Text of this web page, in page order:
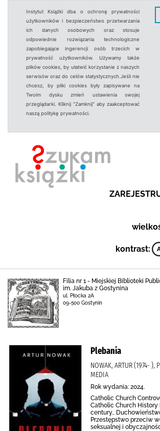
Instytut Książki dba o ochronę prywatności
użytkowników i bezpieczeństwo przetwarzania
ich danych osobowych oraz stosuje
odpowiednie rozwiązania technologiczne
zapobiegające ingerencji osób trzecich w
prywatność użytkowników. Używamy także
plików cookies, by ułatwić korzystanie z naszych
serwisów oraz do celów statystycznych.Jeśli nie
chcesz, by pliki cookies były zapisywane na
Twoim dysku zmień ustawienia swojej
przeglądarki. Kliknij "Zamknij" aby zaakceptować
naszą politykę prywatności.
kontrast:
Filia nr 1 - Miejskiej Biblioteki
im. Jakuba z Gostynina
ul. Płocka 2A
09-500 Gostynin
Plebania
NOWAK, ARTUR (1974- ),
MEDIA
Rok wydania: 2024.
Catholic Church
Catholic Church History
century.,
Przestępstwo przeciw
seksualnej i